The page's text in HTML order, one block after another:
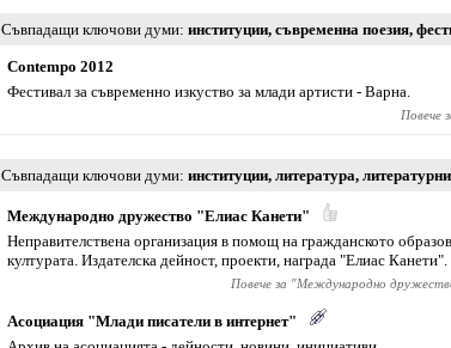
Съвпадащи ключови думи институции, съвременна поезия,
Contempo 2012
Фестивал за съвременно изкуство за млади артисти - Варна.
Повече
Съвпадащи ключови думи институции, литература,
Международно дружество "Елиас Канети"
Неправителствена организация в помощ на гражданското
културата. Издателска дейност, проекти, награда "Елиас Канети".
Повече за "Международно
Асоциация "Млади писатели в интернет"